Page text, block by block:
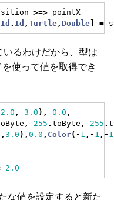
>=> pointX
Id . Id ,Turtle,Double =
いるわけだから、型は
を使って値を取得でき
2.0 , 3.0 ), 0.0 ,
, 255 .toByte , 255 .
,3.0 ),0.0 , Color(- 1 ,- 1 ,- 1
2.0
な値を設定すると新た